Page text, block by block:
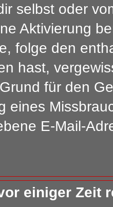
selbst oder
Aktivierung
folge den
hast,
für den
eines
E-Mail-
einiger Zeit